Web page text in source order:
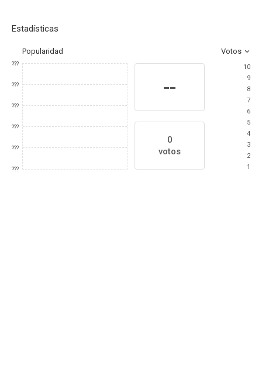
Estadísticas
Popularidad Votos
???
???
???
???
???
???
--
0
votos
10
9
8
7
6
5
4
3
2
1